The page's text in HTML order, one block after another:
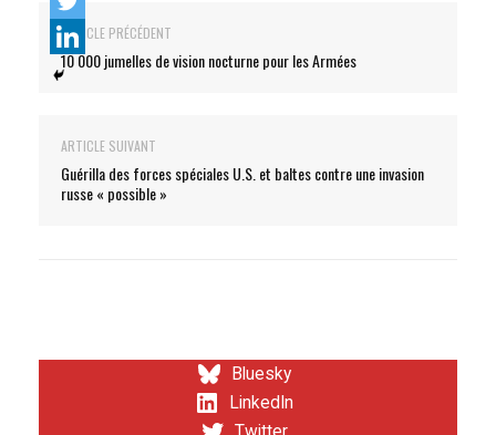
ARTICLE PRÉCÉDENT
10 000 jumelles de vision nocturne pour les Armées
ARTICLE SUIVANT
Guérilla des forces spéciales U.S. et baltes contre une invasion
russe « possible »
Bluesky
LinkedIn